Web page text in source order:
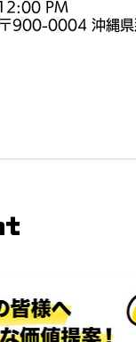
PM
900-0004 沖縄県